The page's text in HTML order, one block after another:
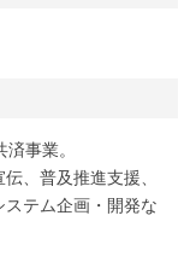
事業。
、普及推進支援、
テム企画・開発な